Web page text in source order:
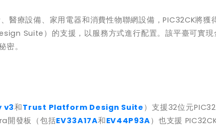
醫療設備、家用電器和消費性物聯網設備，PIC32CK將獲
Suite）的支援，以服務方式進行配置。該平臺可實現
密。
v3和Trust Platform Design Suite ）支援32位元
開發板（包括EV33A17A和EV44P93A）也支援